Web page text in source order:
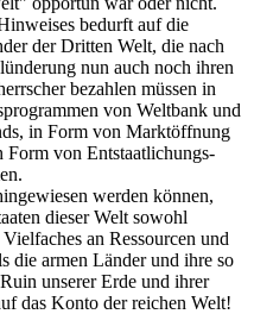
bedurft auf die
der Dritten Welt, die nach
nun auch noch ihren
bezahlen müssen in
von Weltbank und
in Form von Marktöffnung
von Entstaatlichungs-
werden können,
dieser Welt sowohl
an Ressourcen und
die armen Länder und ihre so
unserer Erde und ihrer
das Konto der reichen Welt!